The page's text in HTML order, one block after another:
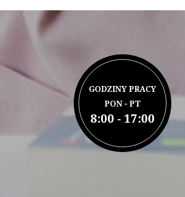
GODZINY PRACY
PON - PT
8:00 - 17:00